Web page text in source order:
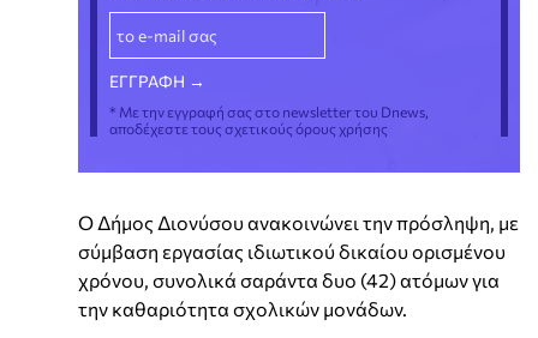
* Με την εγγραφή σας στο newsletter του Dnews,
αποδέχεστε τους σχετικούς όρους χρήσης
Ο Δήμος Διονύσου ανακοινώνει την πρόσληψη, με
σύμβαση εργασίας ιδιωτικού δικαίου ορισμένου
χρόνου, συνολικά σαράντα δυο (42) ατόμων για
την καθαριότητα σχολικών μονάδων.